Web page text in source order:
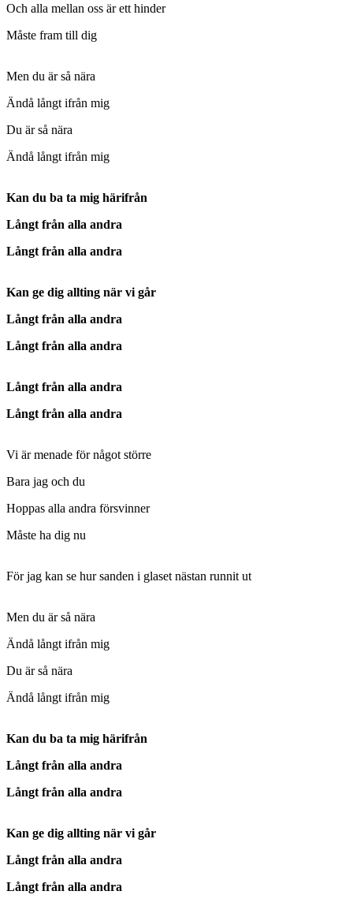
Och alla mellan oss är ett hinder
Måste fram till dig
Men du är så nära
Ändå långt ifrån mig
Du är så nära
Ändå långt ifrån mig
Kan du ba ta mig härifrån
Långt från alla andra
Långt från alla andra
Kan ge dig allting när vi går
Långt från alla andra
Långt från alla andra
Långt från alla andra
Långt från alla andra
Vi är menade för något större
Bara jag och du
Hoppas alla andra försvinner
Måste ha dig nu
För jag kan se hur sanden i glaset nästan runnit ut
Men du är så nära
Ändå långt ifrån mig
Du är så nära
Ändå långt ifrån mig
Kan du ba ta mig härifrån
Långt från alla andra
Långt från alla andra
Kan ge dig allting när vi går
Långt från alla andra
Långt från alla andra